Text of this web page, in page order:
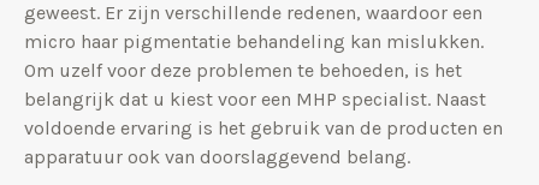
geweest. Er zijn verschillende redenen, waardoor een
micro haar pigmentatie behandeling kan mislukken.
Om uzelf voor deze problemen te behoeden, is het
belangrijk dat u kiest voor een MHP specialist. Naast
voldoende ervaring is het gebruik van de producten en
apparatuur ook van doorslaggevend belang.